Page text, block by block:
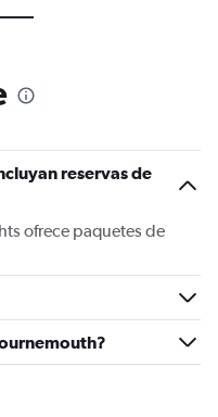
reservas de
ofrece paquetes de